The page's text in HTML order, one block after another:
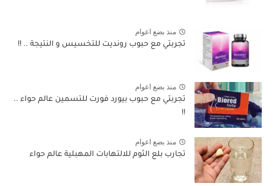
منذ بضع اعوام
تجربتي مع حبوب رونديت للتخسيس و النتيجة .. !!
منذ بضع اعوام
تجربتي مع حبوب بيورد فورت للتسمين عالم حواء ..
!!
منذ بضع اعوام
تجارب بلع الثوم للالتهابات المهبلية عالم حواء